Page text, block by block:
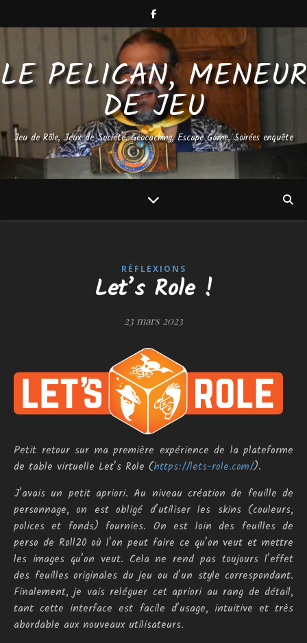
LE PELICAN, MENEUR
DE JEU
Jeu de Rôle, Jeux de Société, Geocaching, Escape Game, Soirées enquête
RÉFLEXIONS
Let’s Role !
23 mars 2023
Petit retour sur ma première expérience de la plateforme
de table virtuelle Let’s Role (https://lets-role.com/).
J’avais un petit apriori. Au niveau création de feuille de
personnage, on est obligé d’utiliser les skins (couleurs,
polices et fonds) fournies. On est loin des feuilles de
perso de Roll20 où l’on peut faire ce qu’on veut et mettre
les images qu’on veut. Cela ne rend pas toujours l’effet
des feuilles originales du jeu ou d’un style correspondant.
Finalement, je vais reléguer cet apriori au rang de détail,
tant cette interface est facile d’usage, intuitive et très
abordable aux nouveaux utilisateurs.